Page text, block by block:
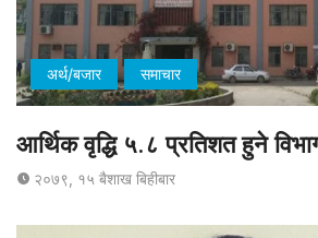
अर्थ/बजार समाचार
आर्थिक वृद्धि ५.८ प्रतिशत हुने
२०७९, १५ बैशाख बिहीबार